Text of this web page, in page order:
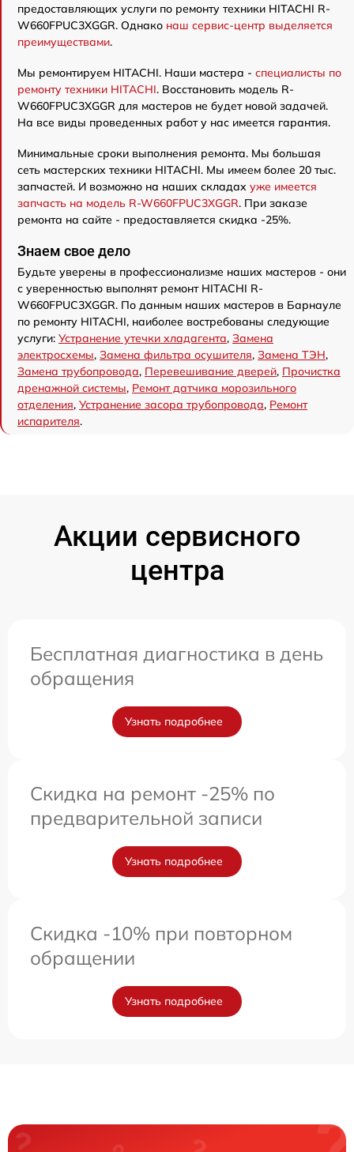
предоставляющих услуги по ремонту техники HITACHI R-
W660FPUC3XGGR. Однако наш сервис-центр выделяется
преимуществами.
Мы ремонтируем HITACHI. Наши мастера - специалисты по
ремонту техники HITACHI. Восстановить модель R-
W660FPUC3XGGR для мастеров не будет новой задачей.
На все виды проведенных работ у нас имеется гарантия.
Минимальные сроки выполнения ремонта. Мы большая
сеть мастерских техники HITACHI. Мы имеем более 20 тыс.
запчастей. И возможно на наших складах уже имеется
запчасть на модель R-W660FPUC3XGGR. При заказе
ремонта на сайте - предоставляется скидка -25%.
Знаем свое дело
Будьте уверены в профессионализме наших мастеров - они
с уверенностью выполнят ремонт HITACHI R-
W660FPUC3XGGR. По данным наших мастеров в Барнауле
по ремонту HITACHI, наиболее востребованы следующие
услуги: Устранение утечки хладагента, Замена
электросхемы, Замена фильтра осушителя, Замена ТЭН,
Замена трубопровода, Перевешивание дверей, Прочистка
дренажной системы, Ремонт датчика морозильного
отделения, Устранение засора трубопровода, Ремонт
испарителя.
Акции сервисного
центра
Бесплатная диагностика в день
обращения
Узнать подробнее
Скидка на ремонт -25% по
предварительной записи
Узнать подробнее
Скидка -10% при повторном
обращении
Узнать подробнее